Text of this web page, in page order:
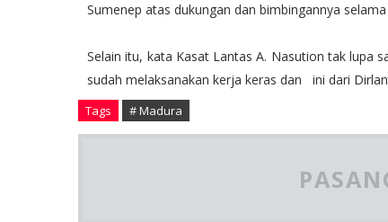
Sumenep atas dukungan dan bimbingannya
Selain itu, kata Kasat Lantas A. Nasution tak lupa
sudah melaksanakan kerja keras dan ini dari
Tags # Madura